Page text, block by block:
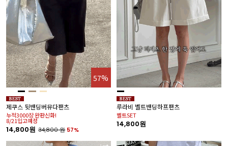
57%
제쿠스 뒷밴딩버뮤다팬츠
누적3000장 완판신화!
8/21입고예정
14,800원 34,800원 57%
루라비 벨트밴딩하프팬츠
벨트SET
14,800원